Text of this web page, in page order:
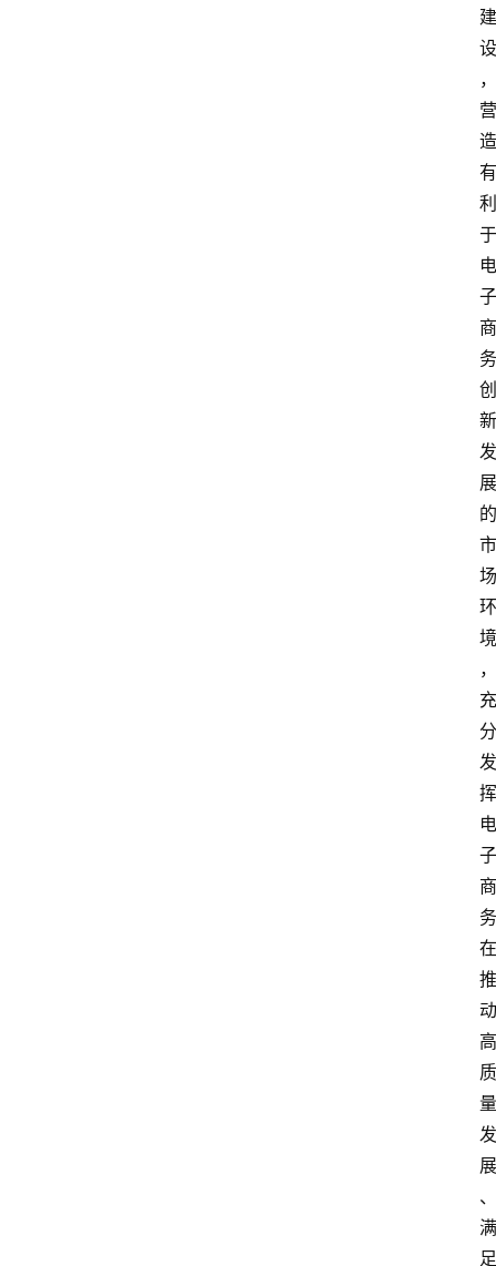
建
设
，
营
造
有
利
于
电
子
商
务
创
新
发
展
的
市
场
环
境
，
充
分
发
挥
电
子
商
务
在
推
动
高
质
量
发
展
、
满
足